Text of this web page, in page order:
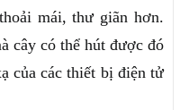
mái, thư giãn hơn.
cây có thể hút được đó
của các thiết bị điện tử